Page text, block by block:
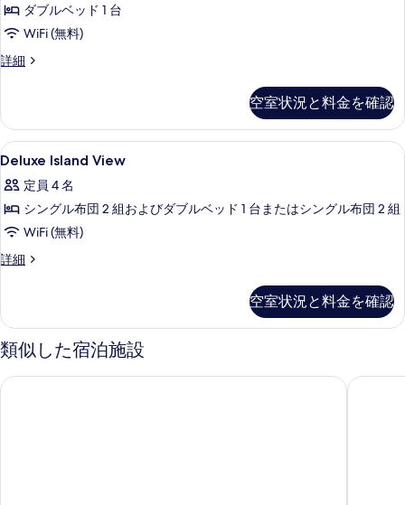
の
す
べ
の
写
真
を
表
示
す
ュ
ー
の
詳
細
示
す
る
す
べ
て
真
を
表
示
す
る
ダブルベッド 1 台
WiFi (無料)
詳細
Deluxe
細
空室状況と料金を確認
Deluxe
Island
View
の
す
べ
写
真
を
3
Deluxe Island View
定員 4 名
シングル布団 2 組およびダブルベッド 1 台またはシングル布団 2 組
WiFi (無料)
詳細
Deluxe
詳
細
空室状況と料金を確認
類似した宿泊施設
新羅ステイ釜山海雲台 へウン